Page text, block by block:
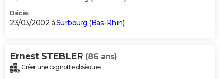
Décès
23/03/2002 à Surbourg (Bas-Rhin)
Ernest STEBLER (86 ans)
Créer une cagnotte obsèques